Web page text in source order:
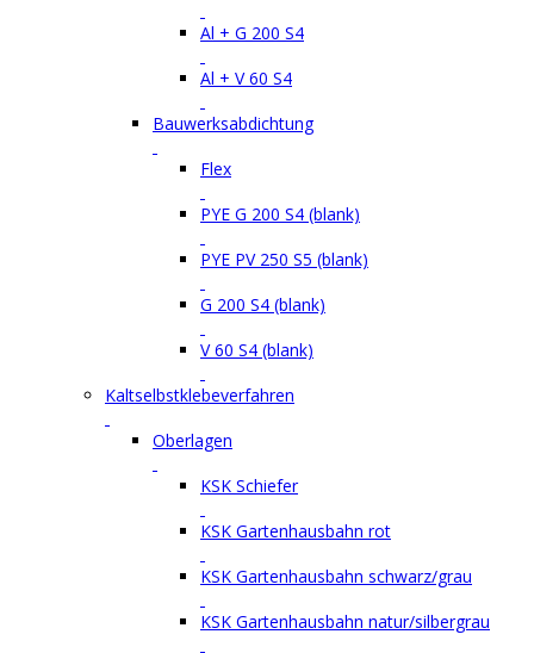
Al + G 200 S4
Al + V 60 S4
Bauwerksabdichtung
Flex
PYE G 200 S4 (blank)
PYE PV 250 S5 (blank)
G 200 S4 (blank)
V 60 S4 (blank)
Kaltselbstklebeverfahren
Oberlagen
KSK Schiefer
KSK Gartenhausbahn rot
KSK Gartenhausbahn schwarz/grau
KSK Gartenhausbahn natur/silbergrau